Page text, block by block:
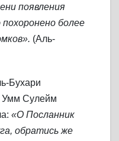
появления
более
(Аль-
Бухари
Умм Сулейм
«О Посланник
обратись же